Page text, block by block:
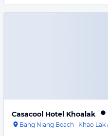
Casacool Hotel Khoalak
Bang Niang Beach · Khao Lak